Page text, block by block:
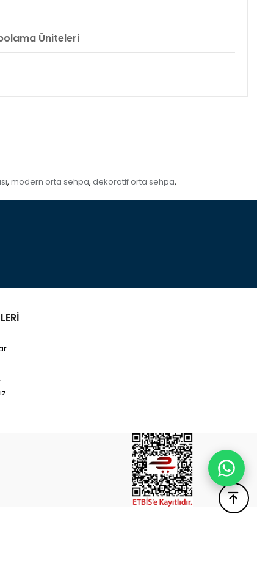
Üniteleri
, modern orta sehpa, dekoratif orta sehpa,